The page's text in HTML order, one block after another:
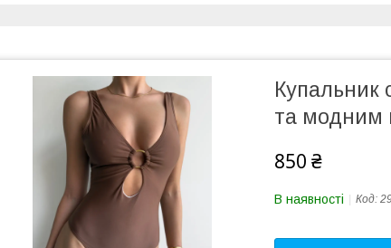
Купальник
та модним
850 ₴
В наявності Код: